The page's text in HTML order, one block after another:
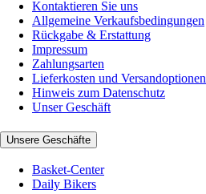
Kontaktieren Sie uns
Allgemeine Verkaufsbedingungen
Rückgabe & Erstattung
Impressum
Zahlungsarten
Lieferkosten und Versandoptionen
Hinweis zum Datenschutz
Unser Geschäft
Unsere Geschäfte
Basket-Center
Daily Bikers